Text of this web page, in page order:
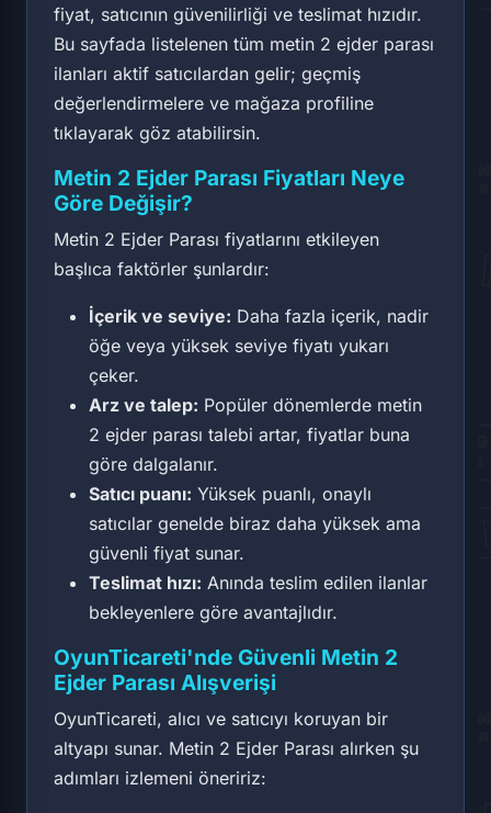
fiyat, satıcının güvenilirliği ve teslimat hızıdır.
Bu sayfada listelenen tüm metin 2 ejder parası
ilanları aktif satıcılardan gelir; geçmiş
değerlendirmelere ve mağaza profiline
tıklayarak göz atabilirsin.
Metin 2 Ejder Parası Fiyatları Neye
Göre Değişir?
Metin 2 Ejder Parası fiyatlarını etkileyen
başlıca faktörler şunlardır:
İçerik ve seviye: Daha fazla içerik, nadir
öğe veya yüksek seviye fiyatı yukarı
çeker.
Arz ve talep: Popüler dönemlerde metin
2 ejder parası talebi artar, fiyatlar buna
göre dalgalanır.
Satıcı puanı: Yüksek puanlı, onaylı
satıcılar genelde biraz daha yüksek ama
güvenli fiyat sunar.
Teslimat hızı: Anında teslim edilen ilanlar
bekleyenlere göre avantajlıdır.
OyunTicareti'nde Güvenli Metin 2
Ejder Parası Alışverişi
OyunTicareti, alıcı ve satıcıyı koruyan bir
altyapı sunar. Metin 2 Ejder Parası alırken şu
adımları izlemeni öneririz: